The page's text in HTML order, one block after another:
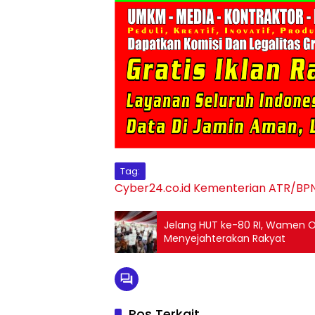
Tag:
Cyber24.co.id Kementerian ATR/
Jelang HUT ke-80 RI, Wamen
Menyejahterakan Rakyat